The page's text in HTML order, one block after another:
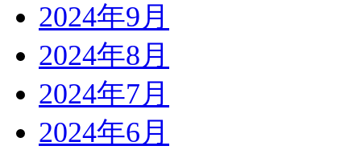
2024年9月
2024年8月
2024年7月
2024年6月